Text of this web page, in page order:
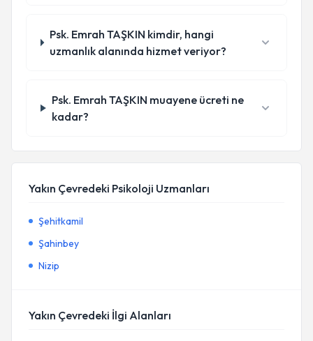
Psk. Emrah TAŞKIN kimdir, hangi
uzmanlık alanında hizmet veriyor?
Psk. Emrah TAŞKIN muayene ücreti ne
kadar?
Yakın Çevredeki Psikoloji Uzmanları
Şehitkamil
Şahinbey
Nizip
Yakın Çevredeki İlgi Alanları